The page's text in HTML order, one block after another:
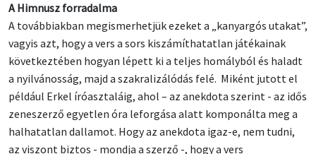
A Himnusz forradalma
A továbbiakban megismerhetjük ezeket a „kanyargós utakat”,
vagyis azt, hogy a vers a sors kiszámíthatatlan játékainak
következtében hogyan lépett ki a teljes homályból és haladt
a nyilvánosság, majd a szakralizálódás felé. Miként jutott el
például Erkel íróasztaláig, ahol – az anekdota szerint - az idős
zeneszerző egyetlen óra leforgása alatt komponálta meg a
halhatatlan dallamot. Hogy az anekdota igaz-e, nem tudni,
az viszont biztos - mondja a szerző -, hogy a vers